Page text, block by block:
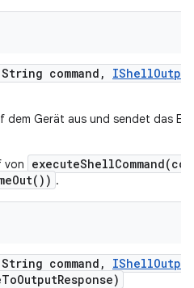
command , IShellOutput
dem Gerät aus und sendet das
von
.
command , IShellOutput
ToOutputResponse)